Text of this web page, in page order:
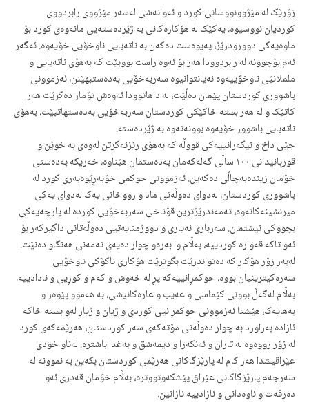
زۆرێک لە مێژوونووسانى کورد و ئەوانەشى لەسەر مێژووی رابردووی
کوردیان نووسیوە، یەکێک لە هۆکارەکانى بە ژێردەستەیى مانەوەى کورد بۆ
ماوەیەکى دوورودرێژ، پەیوەست دەکەن بە ناتەبایى ناوخۆیی خۆیەوە. ئەگەر
ئەم بۆچوونە لە رابردوودا هەر بۆ ئەوە راست بووبێت کە بەهۆى ناتەبایى و
ململانێى ناوخۆییەوە نەیانتوانیوە سەربەخۆیى بەدەستبهێنن، ئەزموونى
باشوورى کوردستان پێمان دەڵێت، لە داهاتوودا ئەوەش تۆمار دەکرێت هەر
کاتێک و لە هەر بستە خاکێکى کوردستان سەربەخۆیى بەدەستهاتبێت، بەهۆى
ناتەبایی باشوور خۆیەوە بوونەتەوە بە ژێردەستە.
جێى داخ و نیگەرانییەکى قووڵە کە بەهۆى رێزنەگرتن لەوەى بە خوێن و
قوربانیدانى ١٠٠ ساڵى گەلەکەمان بەدەستمان هێناوە، خەریکە بەدەستى
خۆمان زیندەبەچاڵى دەکەین. ئەزموونى حوکمى خۆبەڕێوەبەرى کورد لە
باشوورى کوردستان، لەدواى دەوڵەتى ماد و رووخانى یەک لەدواى یەکى
میرنشینەکانەوە، تەمەندرێژترین قۆناخى سەربەخۆیى کوردە لە پارچەیەکى
بچووکى نیشتمان. سەربارى نەیاری و دووژمنایەتیی دەوڵەتانى داگیرکەر بۆ
ئەو تاکە قەوارە کوردییە، بەڵام وا بەرەو چوار دەیەى تەمەنى هەنگاو دەنێت.
لەبەر زۆر هۆکار کە دەتواندرێت بگوترێت هۆکارى ناکۆکى ناوخۆیى
سەرەکیترینیان بووە، حوکمڕانییەکە پڕ لە خەوش و کەم و کوڕیى و نادادییە،
بەڵام لەگەڵ بوونى کێماسى و عەیب و عارەکانیشى، بە هەموو پێوەر و
بەهایەک، هێشتا ئەزموونى حوکمڕانیی کوردى و ژیان و ژیار لەو بستە خاکە
ئازادە بەراورد بە چوار دەوڵەتى مۆتەکەى سەر کوردستان، هەرێمەکەى کورد
لە زۆر رووەوە لە تاران و ئەنکەرا و دیمەشق و بەغدا باشترە. لەناو خودى
عێراقیشدا هەر کام لە پارێزگاکانى هەرێمى کوردستان بکەین بە نموونە لە
سەرجەم پارێزگاکانى عێراق پێشکەوتووترە، بەڵام خۆمان قەدرى ئەو
دەرفەت و ئاوەدانى و ئازادییە نازانین.